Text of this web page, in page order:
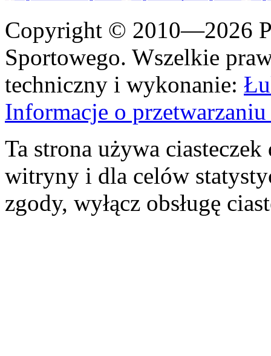
Copyright © 2010—2026
Sportowego. Wszelkie
techniczny i wykonanie:
Informacje o
Ta strona używa
witryny i dla celów
zgody, wyłącz obsługę